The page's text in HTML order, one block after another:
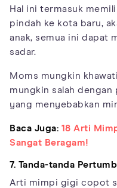
Hal ini termasuk
pindah ke kota baru,
anak, semua ini dapat
sadar.
Moms mungkin
mungkin salah dengan
yang menyebabkan
Baca Juga: 18 Arti
Sangat Beragam!
7. Tanda-tanda
Arti mimpi gigi copot